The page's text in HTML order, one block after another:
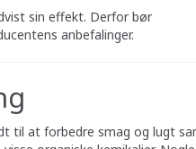
sin effekt. Derfor bør
anbefalinger.
til at forbedre smag og lugt